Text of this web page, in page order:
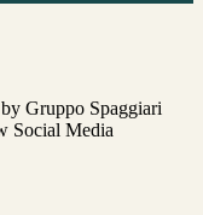
Gruppo Spaggiari
Social Media